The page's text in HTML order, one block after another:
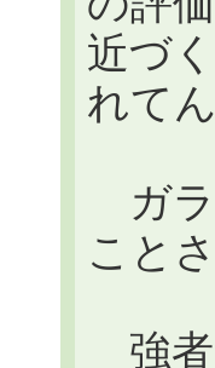
近づ
れて
ガラ
こと
強者